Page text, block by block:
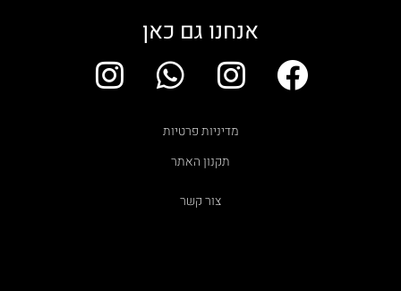
אנחנו גם כאן
F
a
I
n
s
t
a
g
W
h
a
t
I
n
מדיניות פרטיות
תקנון האתר
צור קשר